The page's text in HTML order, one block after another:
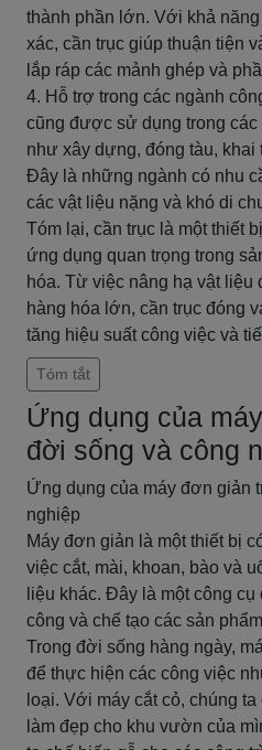
thành phần lớn. Với khả
xác, cần trục giúp thuận tiện
lắp ráp các mảnh ghép và
4. Hỗ trợ trong các ngành
cũng được sử dụng trong
như xây dựng, đóng tàu, khai
Đây là những ngành có nhu
các vật liệu nặng và khó di
Tóm lại, cần trục là một thiết
ứng dụng quan trọng trong
hóa. Từ việc nâng hạ vật liệu
hàng hóa lớn, cần trục đóng
tăng hiệu suất công việc và
Tóm tắt
Ứng dụng của
đời sống và công
Ứng dụng của máy đơn giản
nghiệp
Máy đơn giản là một thiết bị
việc cắt, mài, khoan, bào và
liệu khác. Đây là một công
công và chế tạo các sản
Trong đời sống hàng ngày,
để thực hiện các công việc
loại. Với máy cắt cỏ, chúng
làm đẹp cho khu vườn của